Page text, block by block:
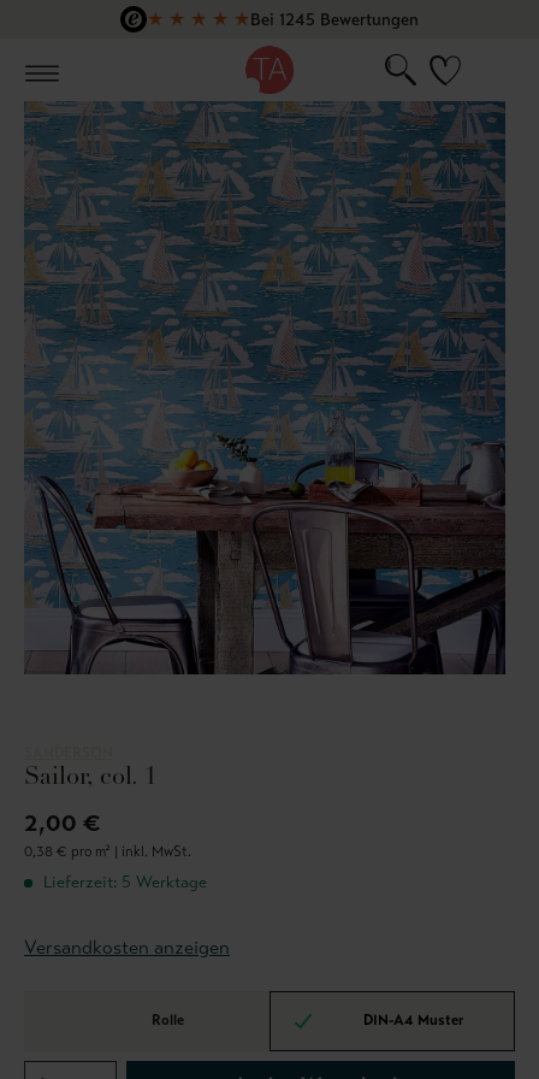
Zum Hauptinhalt springen
★ ★ ★ ★ ★Bei 1245 Bewertungen
Sailor, col. 1
2,00 €
0,38 € pro m² | inkl. MwSt.
Lieferzeit: 5 Werktage
Versandkosten anzeigen
Rolle DIN-A4 Muster